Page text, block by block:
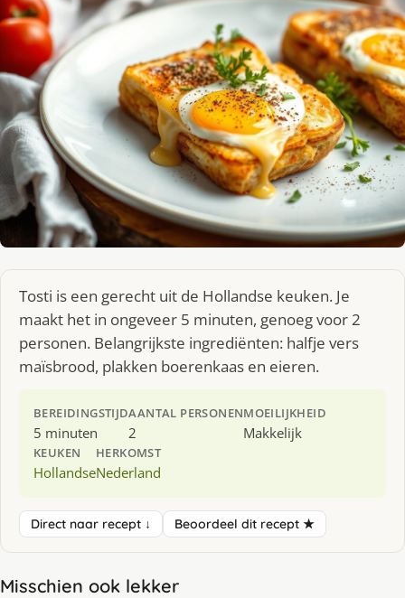
Tosti is een gerecht uit de Hollandse keuken. Je
maakt het in ongeveer 5 minuten, genoeg voor 2
personen. Belangrijkste ingrediënten: halfje vers
maïsbrood, plakken boerenkaas en eieren.
BEREIDINGSTIJD
5 minuten
AANTAL PERSONEN
2
MOEILIJKHEID
Makkelijk
KEUKEN
Hollandse
HERKOMST
Nederland
Direct naar recept ↓ Beoordeel dit recept ★
Misschien ook lekker